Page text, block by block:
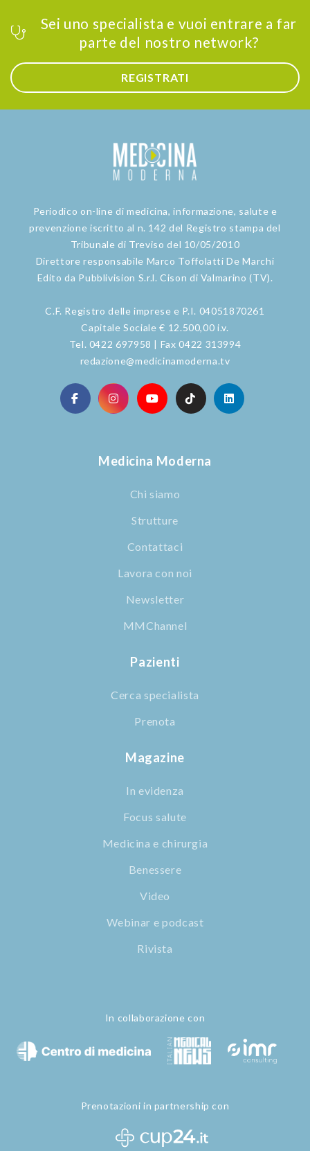
Sei uno specialista e vuoi entrare a far
parte del nostro network?
REGISTRATI
Periodico on-line di medicina, informazione, salute e
prevenzione iscritto al n. 142 del Registro stampa del
Tribunale di Treviso del 10/05/2010
Direttore responsabile Marco Toffolatti De Marchi
Edito da Pubblivision S.r.l. Cison di Valmarino (TV).
C.F. Registro delle imprese e P.I. 04051870261
Capitale Sociale € 12.500,00 i.v.
Tel. 0422 697958 | Fax 0422 313994
redazione@medicinamoderna.tv
Medicina Moderna
Chi siamo
Strutture
Contattaci
Lavora con noi
Newsletter
MMChannel
Pazienti
Cerca specialista
Prenota
Magazine
In evidenza
Focus salute
Medicina e chirurgia
Benessere
Video
Webinar e podcast
Rivista
In collaborazione con
Prenotazioni in partnership con